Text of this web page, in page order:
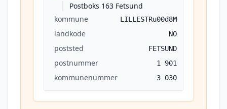
Postboks 163 Fetsund
kommune
LILLESTRu00d8M
landkode NO
poststed FETSUND
postnummer 1 901
kommunenummer 3 030